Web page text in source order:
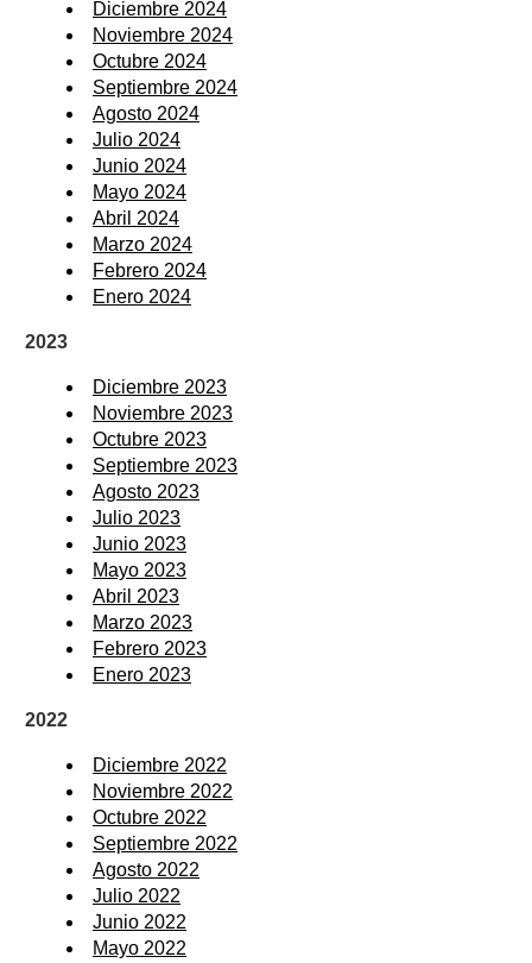
Diciembre 2024
Noviembre 2024
Octubre 2024
Septiembre 2024
Agosto 2024
Julio 2024
Junio 2024
Mayo 2024
Abril 2024
Marzo 2024
Febrero 2024
Enero 2024
2023
Diciembre 2023
Noviembre 2023
Octubre 2023
Septiembre 2023
Agosto 2023
Julio 2023
Junio 2023
Mayo 2023
Abril 2023
Marzo 2023
Febrero 2023
Enero 2023
2022
Diciembre 2022
Noviembre 2022
Octubre 2022
Septiembre 2022
Agosto 2022
Julio 2022
Junio 2022
Mayo 2022